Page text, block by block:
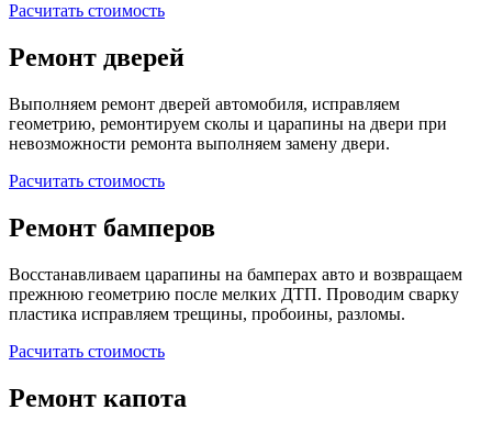
Расчитать стоимость
Ремонт дверей
Выполняем ремонт дверей автомобиля, исправляем
геометрию, ремонтируем сколы и царапины на двери при
невозможности ремонта выполняем замену двери.
Расчитать стоимость
Ремонт бамперов
Восстанавливаем царапины на бамперах авто и возвращаем
прежнюю геометрию после мелких ДТП. Проводим сварку
пластика исправляем трещины, пробоины, разломы.
Расчитать стоимость
Ремонт капота